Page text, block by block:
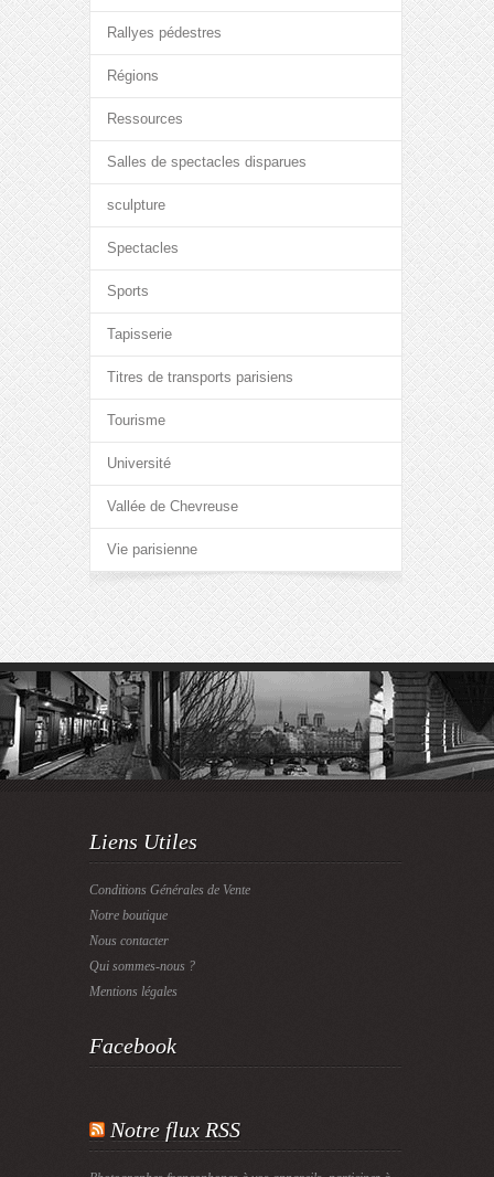
Rallyes pédestres
Régions
Ressources
Salles de spectacles disparues
sculpture
Spectacles
Sports
Tapisserie
Titres de transports parisiens
Tourisme
Université
Vallée de Chevreuse
Vie parisienne
Liens Utiles
Conditions Générales de Vente
Notre boutique
Nous contacter
Qui sommes-nous ?
Mentions légales
Facebook
Notre flux RSS